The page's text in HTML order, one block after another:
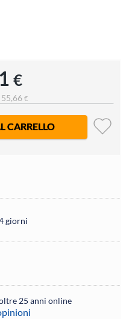
€
55,66 €
CARRELLO
giorni
25 anni online